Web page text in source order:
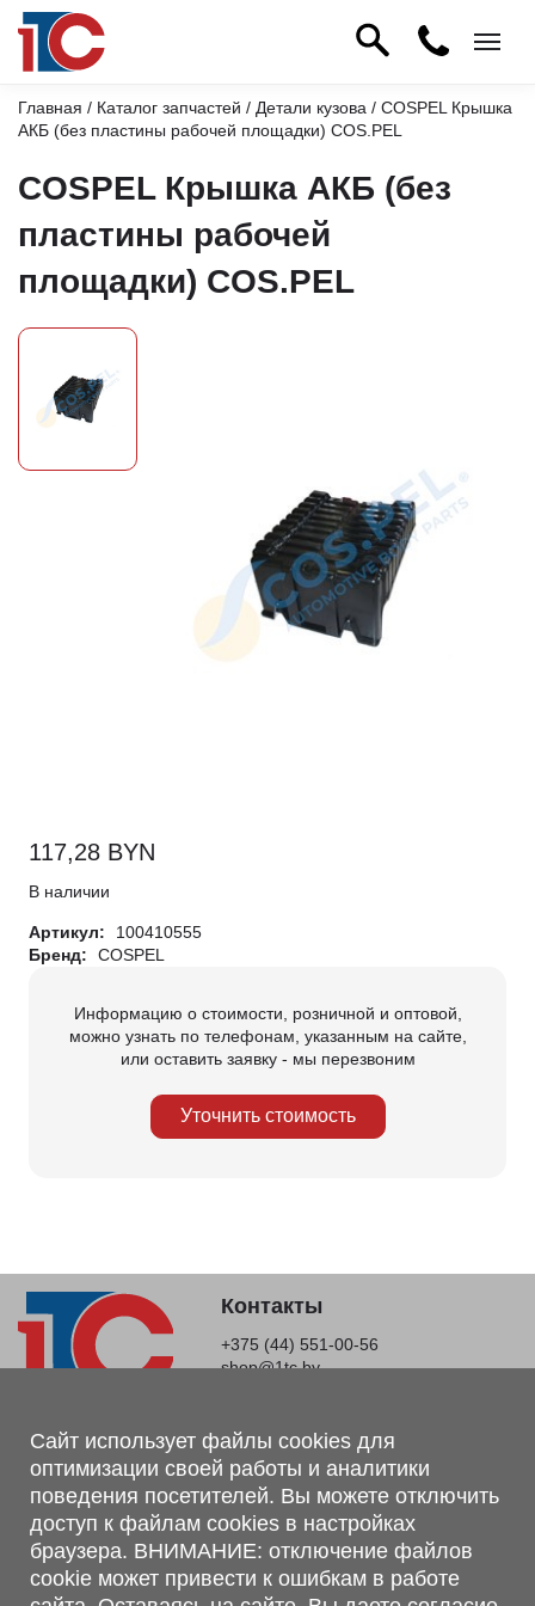
Главная / Каталог запчастей / Детали кузова / COSPEL Крышка
АКБ (без пластины рабочей площадки) COS.PEL
COSPEL Крышка АКБ (без
пластины рабочей
площадки) COS.PEL
117,28 BYN
В наличии
Артикул:
100410555
Бренд:
COSPEL
Информацию о стоимости, розничной и оптовой,
можно узнать по телефонам, указанным на сайте,
или оставить заявку - мы перезвоним
Уточнить стоимость
Контакты
+375 (44) 551-00-56
shop@1tc.by
Магазин, склад
г. Минск, Минский р-н, п. Привольный, ул. Мира, 20А,
223062
г. Брест, ул. Лейтенанта Рябцева, 108 В, 224701
Обращаем Ваше внимание, что вся предоставленная на сайте
информация, касающаяся комплектаций, технических
Сайт использует файлы cookies для
оптимизации своей работы и аналитики
поведения посетителей. Вы можете отключить
доступ к файлам cookies в настройках
браузера. ВНИМАНИЕ: отключение файлов
cookie может привести к ошибкам в работе